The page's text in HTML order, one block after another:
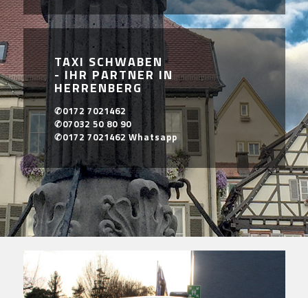
TAXI SCHWABEN
- IHR PARTNER IN
HERRENBERG
✆0172 7021462
✆07032 50 80 90
✆0172 7021462 Whatsapp